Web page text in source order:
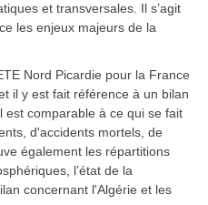
et transversales. Il s’agit
les enjeux majeurs de la
Nord Picardie pour la France
il y est fait référence à un bilan
est comparable à ce qui se fait
d'accidents mortels, de
également les répartitions
l’état de la
concernant l'Algérie et les